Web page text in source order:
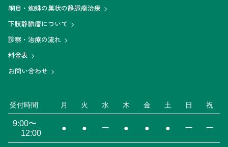
網目・蜘蛛の巣状の静脈瘤治療
下肢静脈瘤について
診察・治療の流れ
料金表
お問い合わせ
受付時間 月 火 水 木 金 土 日 祝
9:00〜
12:00
● ● ー ● ● ● ー ー